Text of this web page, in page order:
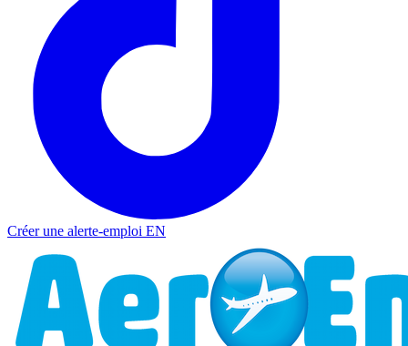
Créer une alerte-emploi EN